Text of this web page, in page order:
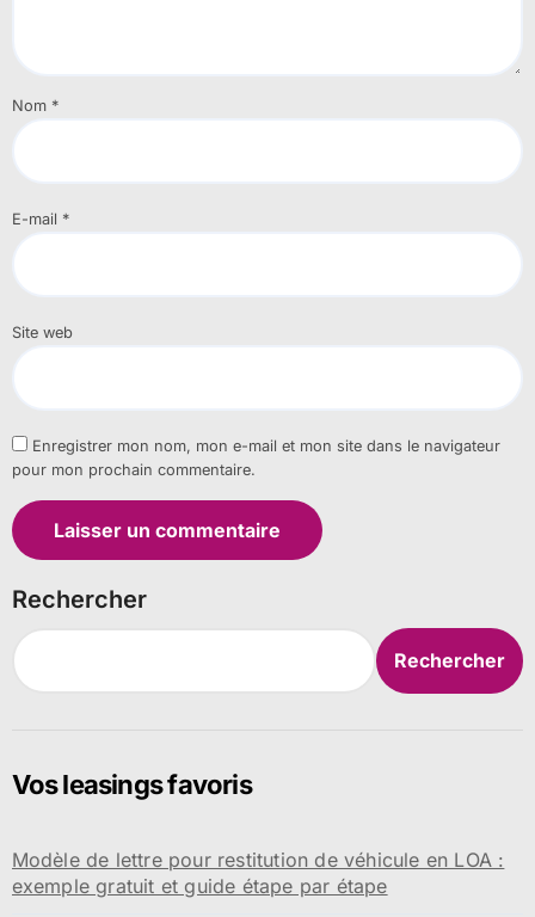
Nom *
E-mail *
Site web
Enregistrer mon nom, mon e-mail et mon site dans le navigateur
pour mon prochain commentaire.
Rechercher
Rechercher
Vos leasings favoris
Modèle de lettre pour restitution de véhicule en LOA :
exemple gratuit et guide étape par étape